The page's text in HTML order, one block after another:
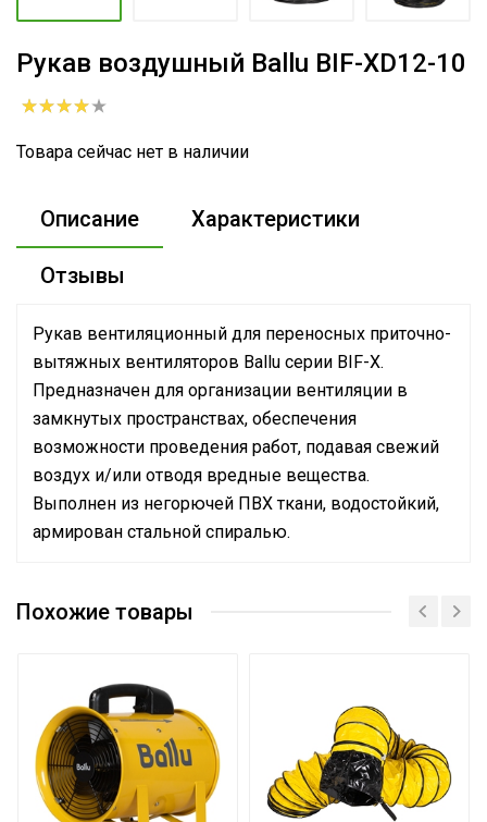
Рукав воздушный Ballu BIF-XD12-10
Товара сейчас нет в наличии
Описание Характеристики
Отзывы
Рукав вентиляционный для переносных приточно-
вытяжных вентиляторов Ballu серии BIF-X.
Предназначен для организации вентиляции в
замкнутых пространствах, обеспечения
возможности проведения работ, подавая свежий
воздух и/или отводя вредные вещества.
Выполнен из негорючей ПВХ ткани, водостойкий,
армирован стальной спиралью.
(брутто)
Глубина упаковки
товара
Ширина упаковки
товара
Артикул
BIF-XD12-10
Похожие товары